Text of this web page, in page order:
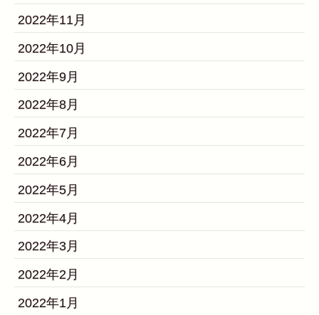
2022年11月
2022年10月
2022年9月
2022年8月
2022年7月
2022年6月
2022年5月
2022年4月
2022年3月
2022年2月
2022年1月